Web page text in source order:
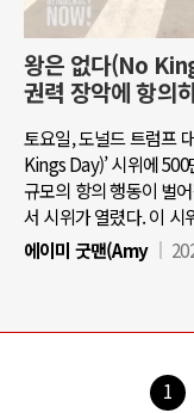
왕은 없다(No
권력 장악에 항의
토요일, 도널드 트럼프
Kings Day)’ 시위에
규모의 항의 행동이 벌
서 시위가 열렸다. 이 시
에이미 굿맨(Amy
1